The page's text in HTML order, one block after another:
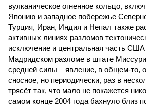
вулканическое огненное кольцо,
Японию и западное побережье
Турция, Иран, Индия и Непал также
активных линиях разломов
исключение и центральная часть
Мадридском разломе в штате
средней силы – явление, в общем-то,
сносное, но периодически, раз в
трясёт так, что мало не покажется
самом конце 2004 года бахнуло близ